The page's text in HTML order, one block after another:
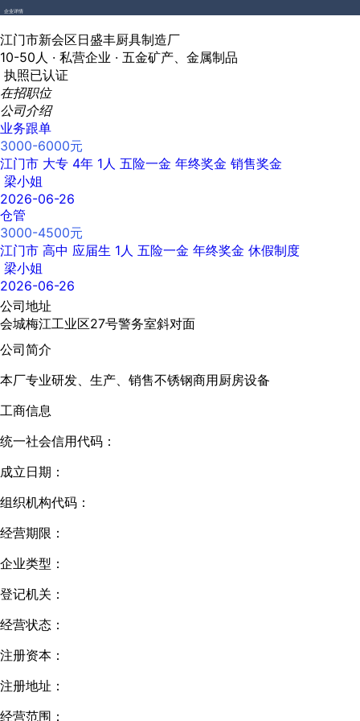
企业详情
江门市新会区日盛丰厨具制造厂
10-50人 · 私营企业 · 五金矿产、金属制品
执照已认证
在招职位
公司介绍
业务跟单
3000-6000元
江门市 大专 4年 1人 五险一金 年终奖金 销售奖金
梁小姐
2026-06-26
仓管
3000-4500元
江门市 高中 应届生 1人 五险一金 年终奖金 休假制度
梁小姐
2026-06-26
公司地址
会城梅江工业区27号警务室斜对面
公司简介
本厂专业研发、生产、销售不锈钢商用厨房设备
工商信息
统一社会信用代码：
成立日期：
组织机构代码：
经营期限：
企业类型：
登记机关：
经营状态：
注册资本：
注册地址：
经营范围：